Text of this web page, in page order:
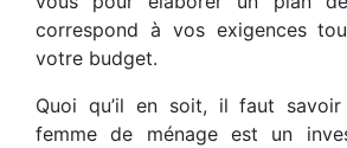
correspond à vos exigences
votre budget.
Quoi qu’il en soit, il faut savoir
femme de ménage est un